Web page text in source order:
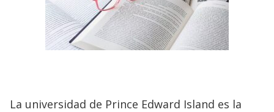
La universidad de Prince Edward Island es la